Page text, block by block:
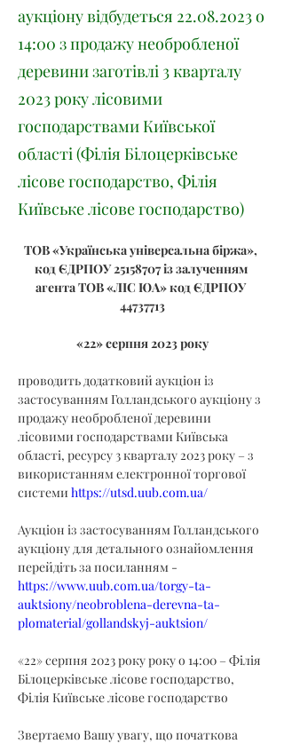
аукціону відбудеться 22.08.2023о
14:00 з продажу необробленої
деревини заготівлі 3 кварталу
2023 року лісовими
господарствами Київської
області (Філія Білоцерківське
лісове господарство, Філія
Київське лісове господарство)
ТОВ «Українська універсальна біржа»,
код ЄДРПОУ 25158707 із залученням
агента ТОВ «ЛІС ЮА» код ЄДРПОУ
44737713
«22» серпня 2023 року
проводить додатковий аукціон із
застосуванням Голландського аукціону з
продажу необробленої деревини
лісовими господарствами Київська
області, ресурсу 3 кварталу 2023 року – з
використанням електронної торгової
системи https://utsd.uub.com.ua/
Аукціон із застосуванням Голландського
аукціону для детального ознайомлення
перейдіть за посиланням -
https://www.uub.com.ua/torgy-ta-
auktsiony/neobroblena-derevna-ta-
plomaterial/gollandskyj-auktsion/
«22» серпня 2023 року року о 14:00 – Філія
Білоцерківське лісове господарство,
Філія Київське лісове господарство
Звертаємо Вашу увагу, що початкова